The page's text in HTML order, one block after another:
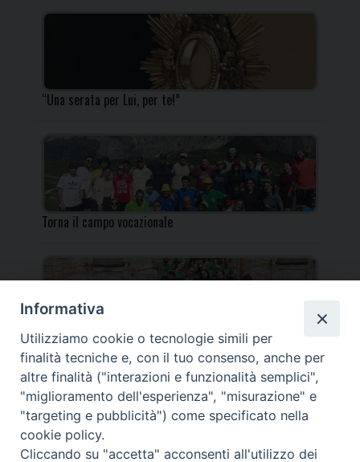
“Una serata per Lui, per te!”
Torna il campo vocazionale
Torna il Campo Missionario Diocesano
_____________________________________________________
Informativa
Utilizziamo cookie o tecnologie simili per
finalità tecniche e, con il tuo consenso, anche per
altre finalità ("interazioni e funzionalità semplici",
"miglioramento dell'esperienza", "misurazione" e
"targeting e pubblicità") come specificato nella
cookie policy.
Cliccando su "accetta" acconsenti all'utilizzo dei